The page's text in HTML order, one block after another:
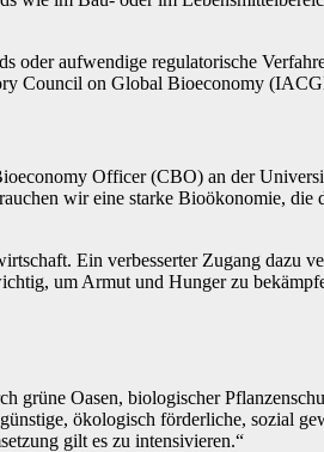
oder aufwendige regulatorische
Council on Global Bioeconomy
Officer (CBO) an der
wir eine starke Bioökonomie,
Ein verbesserter Zugang dazu
um Armut und Hunger zu
grüne Oasen, biologischer
ökologisch förderliche, sozial
gilt es zu intensivieren.“